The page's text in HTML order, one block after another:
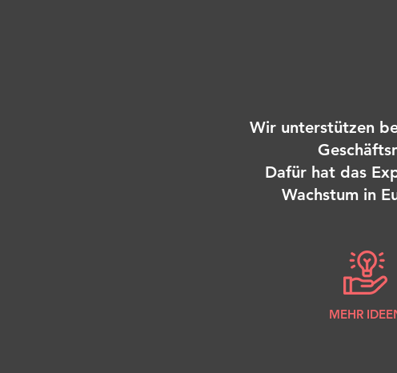
Wir unterstützen
Dafür hat das
Wachstum in
MEHR